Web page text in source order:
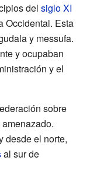
del siglo XI
Occidental. Esta
y messufa.
y ocupaban
y el
sobre
desde el norte,
al sur de